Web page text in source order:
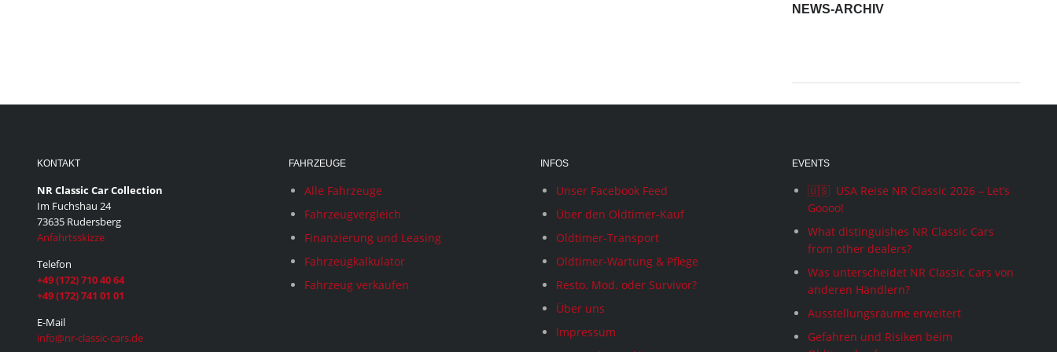
NEWS-ARCHIV
KONTAKT
NR Classic Car Collection
Im Fuchshau 24
73635 Rudersberg
Anfahrtsskizze
Telefon
+49 (172) 710 40 64
+49 (172) 741 01 01
E-Mail
info@nr-classic-cars.de
FAHRZEUGE
Alle Fahrzeuge
Fahrzeugvergleich
Finanzierung und Leasing
Fahrzeugkalkulator
Fahrzeug verkaufen
INFOS
Unser Facebook Feed
Über den Oldtimer-Kauf
Oldtimer-Transport
Oldtimer-Wartung & Pflege
Resto. Mod. oder Survivor?
Über uns
Impressum
EVENTS
🇺🇸 USA Reise NR Classic 2026 – Let’s
Goooo!
What distinguishes NR Classic Cars
from other dealers?
Was unterscheidet NR Classic Cars von
anderen Händlern?
Ausstellungsräume erweitert
Gefahren und Risiken beim